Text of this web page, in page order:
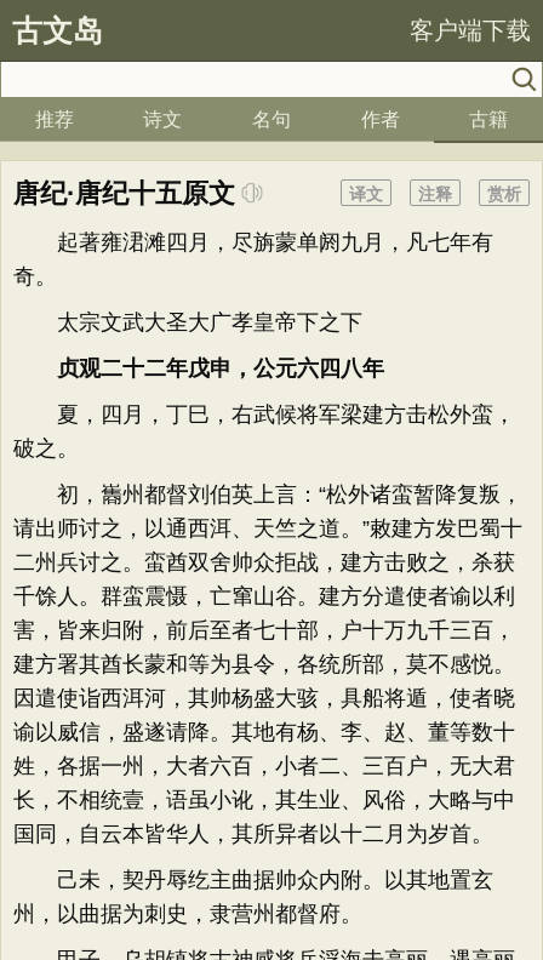
古文岛 客户端下载
推荐 诗文 名句 作者 古籍
唐纪·唐纪十五原文 赏析
注释
译文
起著雍涒滩四月，尽旃蒙单阏九月，凡七年有
奇。
太宗文武大圣大广孝皇帝下之下
贞观二十二年戊申，公元六四八年
夏，四月，丁巳，右武候将军梁建方击松外蛮，
破之。
初，巂州都督刘伯英上言：“松外诸蛮暂降复叛，
请出师讨之，以通西洱、天竺之道。”敕建方发巴蜀十
二州兵讨之。蛮酋双舍帅众拒战，建方击败之，杀获
千馀人。群蛮震慑，亡窜山谷。建方分遣使者谕以利
害，皆来归附，前后至者七十部，户十万九千三百，
建方署其酋长蒙和等为县令，各统所部，莫不感悦。
因遣使诣西洱河，其帅杨盛大骇，具船将遁，使者晓
谕以威信，盛遂请降。其地有杨、李、赵、董等数十
姓，各据一州，大者六百，小者二、三百户，无大君
长，不相统壹，语虽小讹，其生业、风俗，大略与中
国同，自云本皆华人，其所异者以十二月为岁首。
己未，契丹辱纥主曲据帅众内附。以其地置玄
州，以曲据为刺史，隶营州都督府。